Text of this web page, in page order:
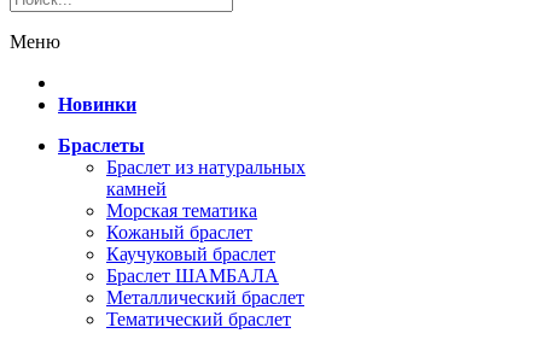
Меню
Новинки
Браслеты
Браслет из натуральных
камней
Морская тематика
Кожаный браслет
Каучуковый браслет
Браслет ШАМБАЛА
Металлический браслет
Тематический браслет